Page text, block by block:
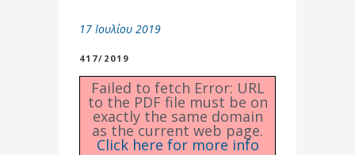
17 Ιουλίου 2019
417/2019
Failed to fetch Error: URL
to the PDF file must be on
exactly the same domain
as the current web page.
Click here for more info